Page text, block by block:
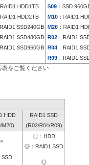
RAID1 HDD1TB S09 ：SSD
RAID1 HDD2TB M10 ：RAID1
RAID1 SSD240GB M20 ：RAID1
RAID1 SSD480GB R02 ：RAID1
RAID1 SSD960GB R04 ：RAID1
R09 ：RAID1
をご覧ください
HDD
RAID1 SSD
M20) (R02/R04/R09)
×
〇：HDD
◎：RAID1 SSD
◎